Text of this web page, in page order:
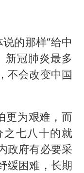
U17国足三连胜晋级明日之星半决赛
体大跌
帮谁
局
的那样“给中
新冠肺炎最多
不会改变中国
更为艰难，而
七八十的就
政府有必要采
缓困难，长期